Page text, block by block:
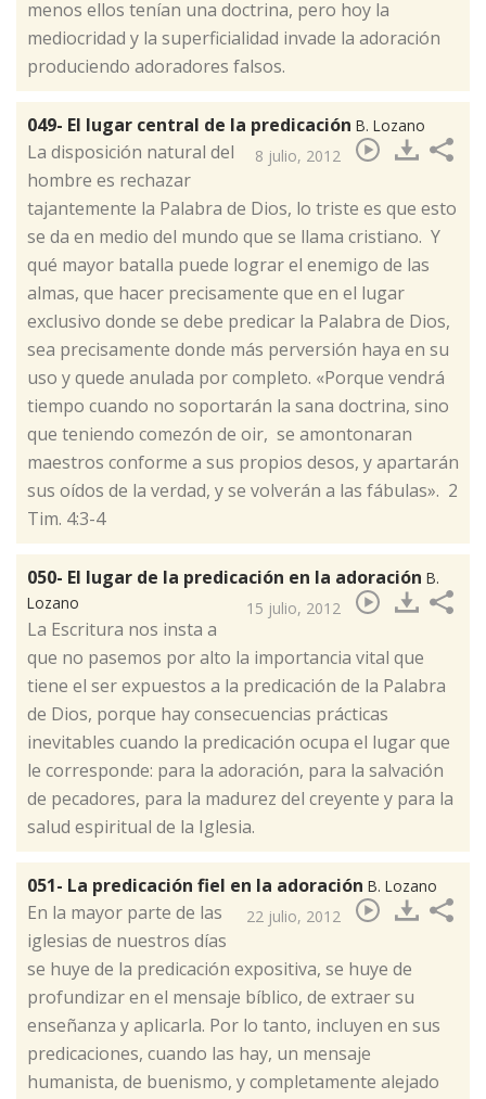
menos ellos tenían una doctrina, pero hoy la
mediocridad y la superficialidad invade la adoración
produciendo adoradores falsos.
049- El lugar central de la predicación B. Lozano
8 julio, 2012
​La disposición natural del
hombre es rechazar
tajantemente la Palabra de Dios, lo triste es que esto
se da en medio del mundo que se llama cristiano. Y
qué mayor batalla puede lograr el enemigo de las
almas, que hacer precisamente que en el lugar
exclusivo donde se debe predicar la Palabra de Dios,
sea precisamente donde más perversión haya en su
uso y quede anulada por completo. «Porque vendrá
tiempo cuando no soportarán la sana doctrina, sino
que teniendo comezón de oir, se amontonaran
maestros conforme a sus propios desos, y apartarán
sus oídos de la verdad, y se volverán a las fábulas». 2
Tim. 4:3-4
050- El lugar de la predicación en la adoración B.
Lozano
15 julio, 2012
​La Escritura nos insta a
que no pasemos por alto la importancia vital que
tiene el ser expuestos a la predicación de la Palabra
de Dios, porque hay consecuencias prácticas
inevitables cuando la predicación ocupa el lugar que
le corresponde: para la adoración, para la salvación
de pecadores, para la madurez del creyente y para la
salud espiritual de la Iglesia.
051- La predicación fiel en la adoración B. Lozano
22 julio, 2012
​En la mayor parte de las
iglesias de nuestros días
se huye de la predicación expositiva, se huye de
profundizar en el mensaje bíblico, de extraer su
enseñanza y aplicarla. Por lo tanto, incluyen en sus
predicaciones, cuando las hay, un mensaje
humanista, de buenismo, y completamente alejado